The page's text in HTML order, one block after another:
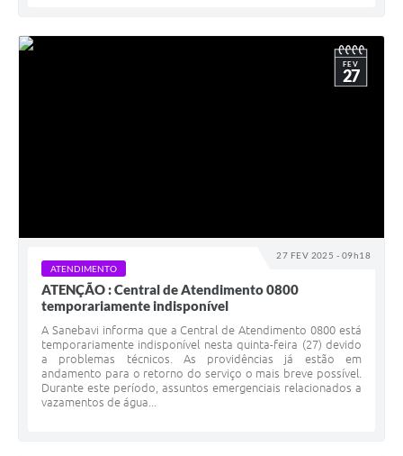
27 FEV 2025 - 09h18
FEV
27
ATENDIMENTO
ATENÇÃO : Central de Atendimento 0800
temporariamente indisponível
A Sanebavi informa que a Central de Atendimento 0800 está
temporariamente indisponível nesta quinta-feira (27) devido
a problemas técnicos. As providências já estão em
andamento para o retorno do serviço o mais breve possível.
Durante este período, assuntos emergenciais relacionados a
vazamentos de água...